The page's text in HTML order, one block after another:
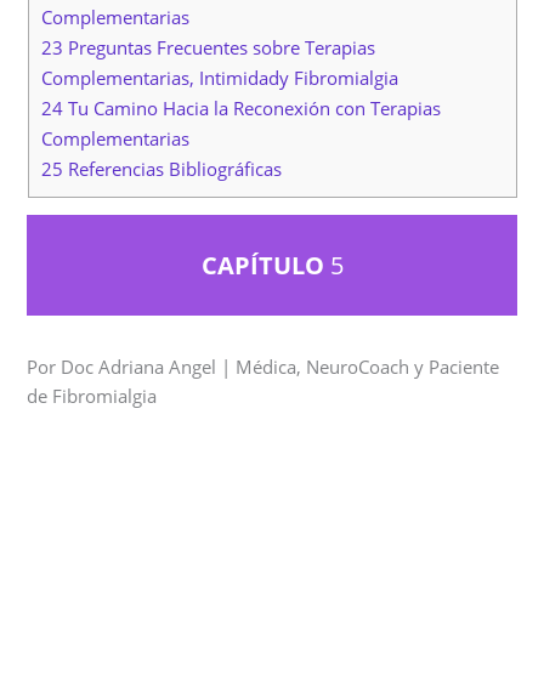
Complementarias
23 Preguntas Frecuentes sobre Terapias
Complementarias, Intimidady Fibromialgia
24 Tu Camino Hacia la Reconexión con Terapias
Complementarias
25 Referencias Bibliográficas
CAPÍTULO 5
Por Doc Adriana Angel | Médica, NeuroCoach y Paciente
de Fibromialgia